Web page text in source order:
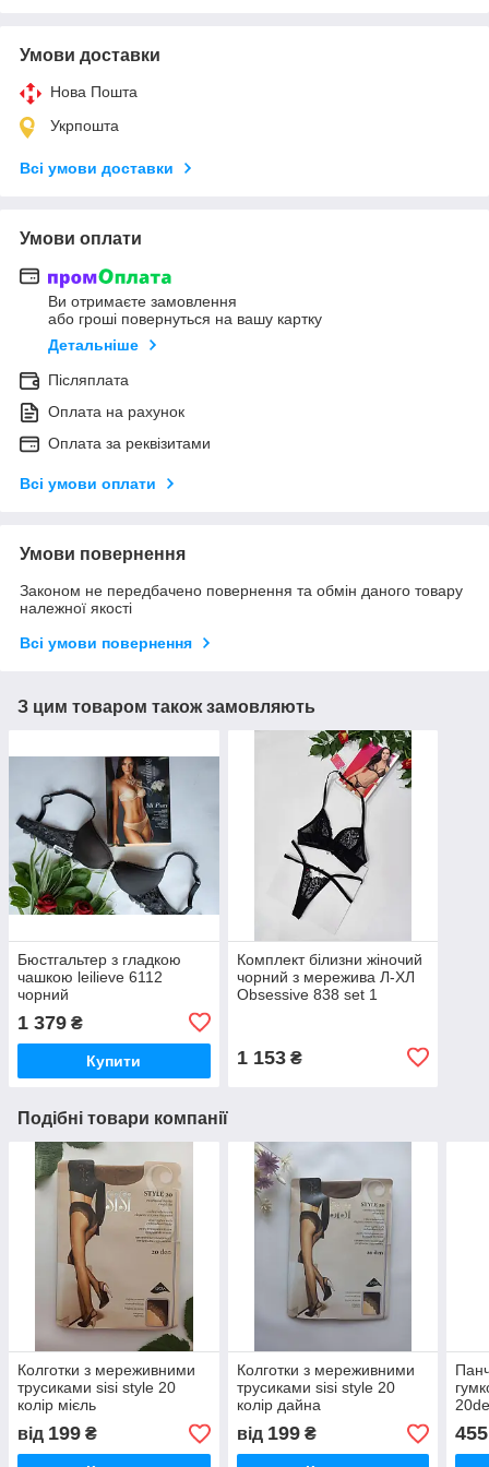
Умови доставки
Нова Пошта
Укрпошта
Всі умови доставки
Умови оплати
Ви отримаєте замовлення
або гроші повернуться на вашу картку
Детальніше
Післяплата
Оплата на рахунок
Оплата за реквізитами
Всі умови оплати
Умови повернення
Законом не передбачено повернення та обмін даного товару
належної якості
Всі умови повернення
З цим товаром також замовляють
Бюстгальтер з гладкою
чашкою leilieve 6112
чорний
1 379 ₴
Купити
Комплект білизни жіночий
чорний з мережива Л-ХЛ
Obsessive 838 set 1
1 153₴
Подібні товари компанії
Колготки з мереживними
трусиками sisi style 20
колір мієль
від 199 ₴
Колготки з мереживними
трусиками sisi style 20
колір дайна
від 199₴ 455